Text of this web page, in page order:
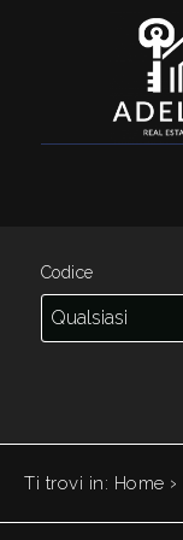
Codice
Ti trovi in: Home ›
CHI
IN
VENDITA
CONTATTI
Vendita
dove
cercare
Sassari